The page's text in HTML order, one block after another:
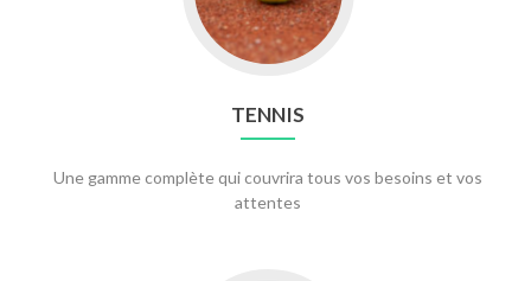
TENNIS
Une gamme complète qui couvrira tous vos besoins et vos
attentes